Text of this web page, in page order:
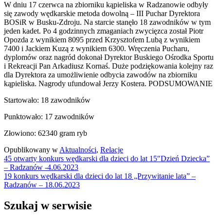
W dniu 17 czerwca na zbiorniku kąpieliska w Radzanowie odbyły
się zawody wędkarskie metoda dowolną – III Puchar Dyrektora
BOSiR w Busku-Zdroju. Na starcie stanęło 18 zawodników w tym
jeden kadet. Po 4 godzinnych zmaganiach zwycięzca został Piotr
Opozda z wynikiem 8095 przed Krzysztofem Lubą z wynikiem
7400 i Jackiem Kuzą z wynikiem 6300. Wręczenia Pucharu,
dyplomów oraz nagród dokonał Dyrektor Buskiego Ośrodka Sportu
i Rekreacji Pan Arkadiusz Kornaś. Duże podziękowania kolejny raz
dla Dyrektora za umożliwienie odbycia zawodów na zbiorniku
kąpieliska. Nagrody ufundował Jerzy Kostera. PODSUMOWANIE
Startowało: 18 zawodników
Punktowało: 17 zawodników
Złowiono: 62340 gram ryb
Opublikowany w Aktualności, Relacje
Nawigacja
wpisu
45 otwarty konkurs wędkarski dla dzieci do lat 15″Dzień Dziecka”
– Radzanów -4.06.2023
19 konkurs wędkarski dla dzieci do lat 18 „Przywitanie lata” –
Radzanów – 18.06.2023
Szukaj w serwisie